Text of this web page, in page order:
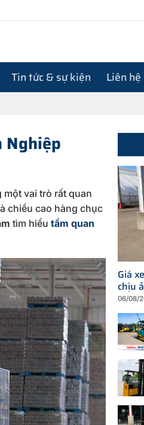
Tin tức & sự kiện Liên hệ
Nghiệp
vai trò rất quan
chiều cao hàng chục
tìm hiểu tầm quan
Giá
chịu
nào?
06/08/